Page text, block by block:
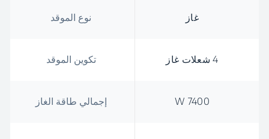
نوع الموقد غاز
تكوين الموقد 4 شعلات غاز
إجمالي طاقة الغاز 7400 W